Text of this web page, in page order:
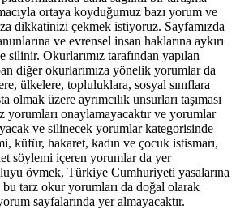
ortaya koyduğumuz bazı yorum ve
dikkatinizi çekmek istiyoruz. Sayfamızda
ve evrensel insan haklarına aykırı
Okurlarımız tarafından yapılan
diğer okurlarımıza yönelik yorumlar da
ülkelere, topluluklara, sosyal sınıflara
olmak üzere ayrımcılık unsurları taşıması
yorumları onaylamayacaktır ve yorumlar
ve silinecek yorumlar kategorisinde
küfür, hakaret, kadın ve çocuk istismarı,
söylemi içeren yorumlar da yer
övmek, Türkiye Cumhuriyeti yasalarına
tarz okur yorumları da doğal olarak
sayfalarında yer almayacaktır.